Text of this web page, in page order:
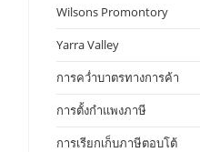
Wilsons Promontory
Yarra Valley
การคว่ำบาตรทางการค้า
การตั้งกำแพงภาษี
การเรียกเก็บภาษีตอบโต้